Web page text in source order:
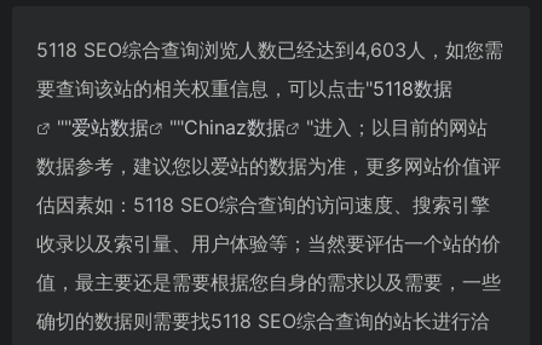
5118 SEO综合查询浏览人数已经达到4,603人，如您需
要查询该站的相关权重信息，可以点击"5118数据
""爱站数据 ""Chinaz数据
"进入；以目前的网站
数据参考，建议您以爱站的数据为准，更多网站价值评
估因素如：5118 SEO综合查询的访问速度、搜索引擎
收录以及索引量、用户体验等；当然要评估一个站的价
值，最主要还是需要根据您自身的需求以及需要，一些
确切的数据则需要找5118 SEO综合查询的站长进行洽